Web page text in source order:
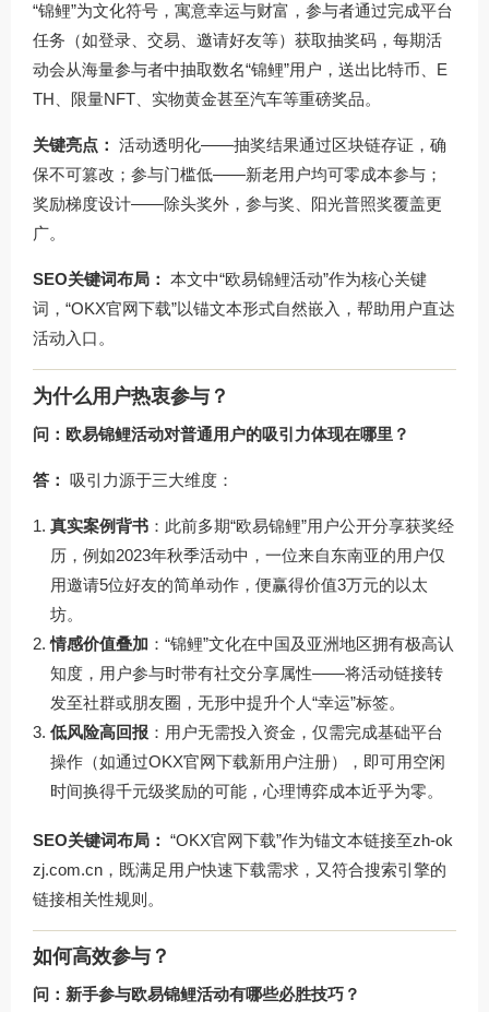
“锦鲤”为文化符号，寓意幸运与财富，参与者通过完成平台
任务（如登录、交易、邀请好友等）获取抽奖码，每期活
动会从海量参与者中抽取数名“锦鲤”用户，送出比特币、E
TH、限量NFT、实物黄金甚至汽车等重磅奖品。
关键亮点： 活动透明化——抽奖结果通过区块链存证，确
保不可篡改；参与门槛低——新老用户均可零成本参与；
奖励梯度设计——除头奖外，参与奖、阳光普照奖覆盖更
广。
SEO关键词布局： 本文中“欧易锦鲤活动”作为核心关键
词，“OKX官网下载”以锚文本形式自然嵌入，帮助用户直达
活动入口。
为什么用户热衷参与？
问：欧易锦鲤活动对普通用户的吸引力体现在哪里？
答： 吸引力源于三大维度：
真实案例背书 ：此前多期“欧易锦鲤”用户公开分享获奖经
历，例如2023年秋季活动中，一位来自东南亚的用户仅
用邀请5位好友的简单动作，便赢得价值3万元的以太
坊。
情感价值叠加 ：“锦鲤”文化在中国及亚洲地区拥有极高认
知度，用户参与时带有社交分享属性——将活动链接转
发至社群或朋友圈，无形中提升个人“幸运”标签。
低风险高回报 ：用户无需投入资金，仅需完成基础平台
操作（如通过OKX官网下载新用户注册），即可用空闲
时间换得千元级奖励的可能，心理博弈成本近乎为零。
SEO关键词布局： “OKX官网下载”作为锚文本链接至zh-ok
zj.com.cn ，既满足用户快速下载需求，又符合搜索引擎的
链接相关性规则。
如何高效参与？
问：新手参与欧易锦鲤活动有哪些必胜技巧？